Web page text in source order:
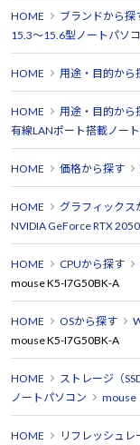
HOME ブランドから探
15.3～15.6型ノートパソ
HOME 用途・目的から
HOME 用途・目的から
有線LANポート搭載ノー
HOME 価格から探す
HOME グラフィックス
NVIDIA GeForce RTX
HOME CPUから探す
mouse K5-I7G50BK-A
HOME OSから探す
mouse K5-I7G50BK-A
HOME ストレージ（
ノートパソコン
mouse
HOME リフレッシュ